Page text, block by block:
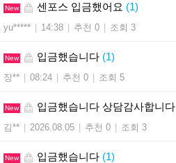
New 센포스 입금했어요 (1)
yu***** 14:38 추천 0 조회 3
New 입금했습니다 (1)
장** 08:24 추천 0 조회 5
New 입금했습니다 상담감사합니다
김** 2026.08.05 추천 0 조회 3
New 입금했습니다 (1)